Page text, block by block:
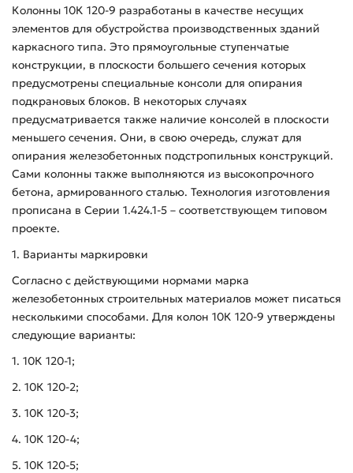
Колонны 10К 120-9 разработаны в качестве несущих
элементов для обустройства производственных зданий
каркасного типа. Это прямоугольные ступенчатые
конструкции, в плоскости большего сечения которых
предусмотрены специальные консоли для опирания
подкрановых блоков. В некоторых случаях
предусматривается также наличие консолей в плоскости
меньшего сечения. Они, в свою очередь, служат для
опирания железобетонных подстропильных конструкций.
Сами колонны также выполняются из высокопрочного
бетона, армированного сталью. Технология изготовления
прописана в Серии 1.424.1-5 – соответствующем типовом
проекте.
1. Варианты маркировки
Согласно с действующими нормами марка
железобетонных строительных материалов может писаться
несколькими способами. Для колон 10К 120-9 утверждены
следующие варианты:
1. 10К 120-1;
2. 10К 120-2;
3. 10К 120-3;
4. 10К 120-4;
5. 10К 120-5;